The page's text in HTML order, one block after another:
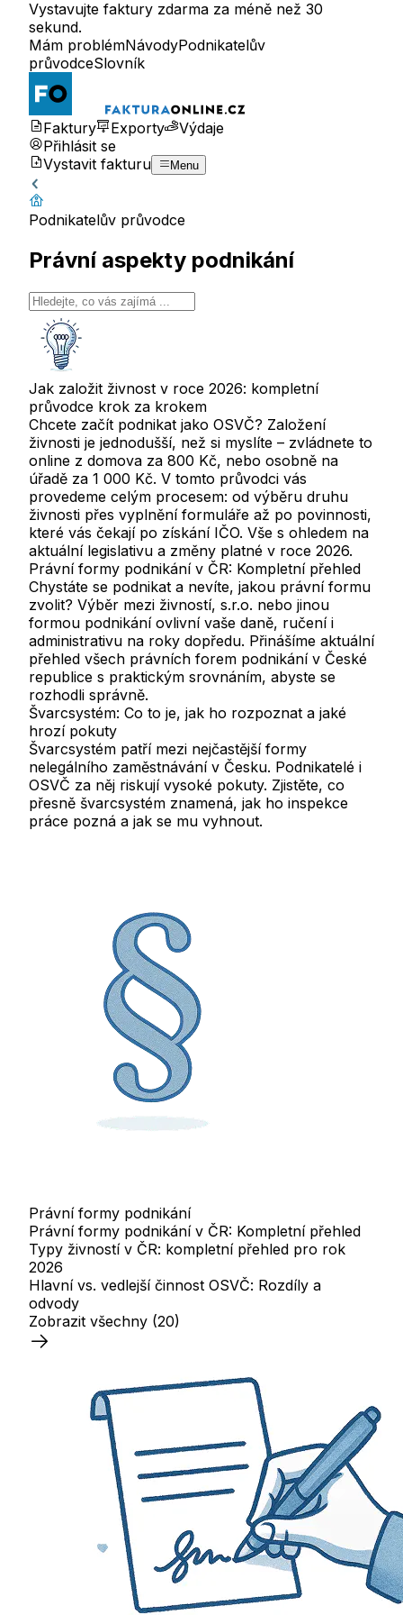
Vystavujte faktury zdarma za méně než 30
sekund.
Mám problémNávodyPodnikatelův
průvodceSlovník
Faktury Exporty
Výdaje
Přihlásit se
Vystavit fakturu
Menu
Podnikatelův průvodce
Právní aspekty podnikání
Jak založit živnost v roce 2026: kompletní
průvodce krok za krokem
Chcete začít podnikat jako OSVČ? Založení
živnosti je jednodušší, než si myslíte – zvládnete to
online z domova za 800 Kč, nebo osobně na
úřadě za 1 000 Kč. V tomto průvodci vás
provedeme celým procesem: od výběru druhu
živnosti přes vyplnění formuláře až po povinnosti,
které vás čekají po získání IČO. Vše s ohledem na
aktuální legislativu a změny platné v roce 2026.
Právní formy podnikání v ČR: Kompletní přehled
Chystáte se podnikat a nevíte, jakou právní formu
zvolit? Výběr mezi živností, s.r.o. nebo jinou
formou podnikání ovlivní vaše daně, ručení i
administrativu na roky dopředu. Přinášíme aktuální
přehled všech právních forem podnikání v České
republice s praktickým srovnáním, abyste se
rozhodli správně.
Švarcsystém: Co to je, jak ho rozpoznat a jaké
hrozí pokuty
Švarcsystém patří mezi nejčastější formy
nelegálního zaměstnávání v Česku. Podnikatelé i
OSVČ za něj riskují vysoké pokuty. Zjistěte, co
přesně švarcsystém znamená, jak ho inspekce
práce pozná a jak se mu vyhnout.
Právní formy podnikání
Právní formy podnikání v ČR: Kompletní přehled
Typy živností v ČR: kompletní přehled pro rok
2026
Hlavní vs. vedlejší činnost OSVČ: Rozdíly a
odvody
Zobrazit všechny (20)